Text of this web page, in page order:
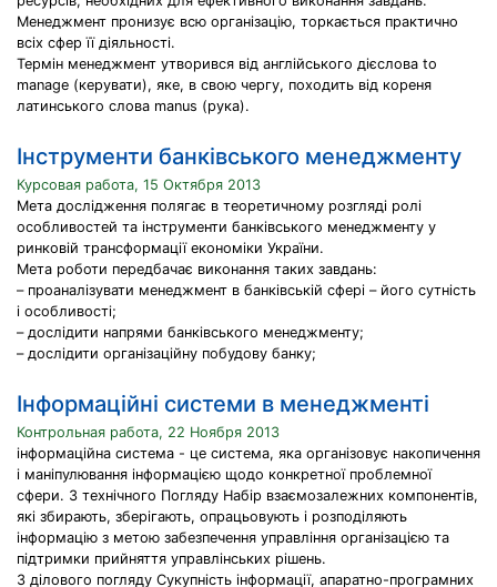
Менеджмент пронизує всю організацію, торкається практично
всіх сфер її діяльності.
Термін менеджмент утворився від англійського дієслова to
manage (керувати), яке, в свою чергу, походить від кореня
латинського слова manus (рука).
Інструменти банківського менеджменту
Курсовая работа, 15 Октября 2013
Мета дослідження полягає в теоретичному розгляді ролі
особливостей та інструменти банківського менеджменту у
ринковій трансформації економіки України.
Мета роботи передбачає виконання таких завдань:
– проаналізувати менеджмент в банківській сфері – його сутність
і особливості;
– дослідити напрями банківського менеджменту;
– дослідити організаційну побудову банку;
Інформаційні системи в менеджменті
Контрольная работа, 22 Ноября 2013
інформаційна система - це система, яка організовує накопичення
і маніпулювання інформацією щодо конкретної проблемної
сфери. З технічного Погляду Набір взаємозалежних компонентів,
які збирають, зберігають, опрацьовують і розподіляють
інформацію з метою забезпечення управління організацією та
підтримки прийняття управлінських рішень.
З ділового погляду Сукупність інформації, апаратно-програмних